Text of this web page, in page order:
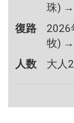
珠) →
復路
2026
牧) →
人数
大人